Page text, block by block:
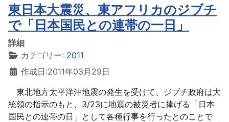
東日本大震災、東アフリカのジブチ
で「日本国民との連帯の一日」
詳細
カテゴリー: 2011
作成日:2011年03月29日
東北地方太平洋沖地震の発生を受けて、ジブチ政府は大
統領の指示のもと、3/23に地震の被災者に捧げる「日本
国民との連帯の日」として各種行事を行ったとのことで